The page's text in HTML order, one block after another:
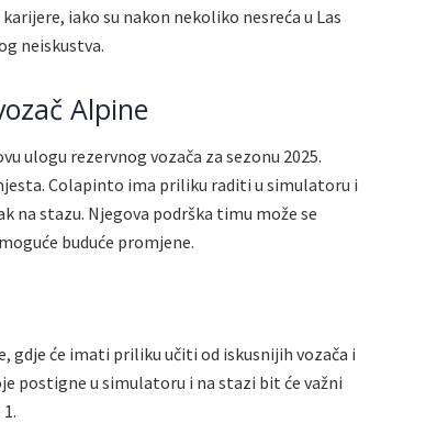
iako su nakon nekoliko nesreća u Las
neiskustva.
Alpine
ulogu rezervnog vozača za sezonu 2025.
Colapinto ima priliku raditi u simulatoru i
na stazu. Njegova podrška timu može se
buduće promjene.
gdje će imati priliku učiti od iskusnijih vozača i
postigne u simulatoru i na stazi bit će važni